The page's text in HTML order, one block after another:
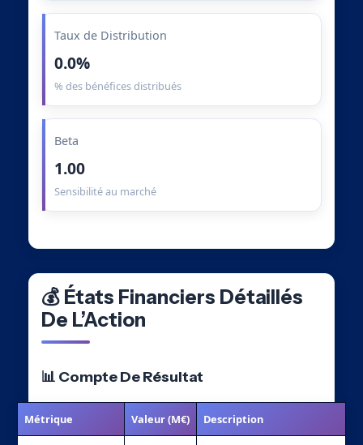
Taux de Distribution
0.0%
% des bénéfices distribués
Beta
1.00
Sensibilité au marché
💰 États Financiers Détaillés
De L’Action
📊 Compte De Résultat
Métrique Valeur (M€) Description